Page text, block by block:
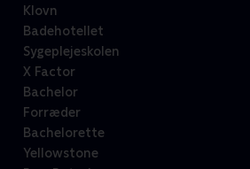
Klovn
Badehotellet
Sygeplejeskolen
X Factor
Bachelor
Forræder
Bachelorette
Yellowstone